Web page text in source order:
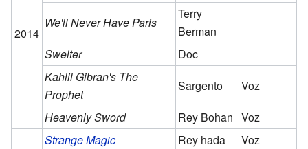
2014
We'll Never Have Paris
Terry
Berman
Swelter
Doc
Kahlil Gibran's The
Prophet
Sargento
Voz
Heavenly Sword
Rey Bohan Voz
Strange Magic Rey hada
Voz